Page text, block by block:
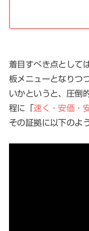
着目すべき点として
板メニューとなりつ
いかというと、圧倒
程に「速く・安価・
その証拠に以下のよ